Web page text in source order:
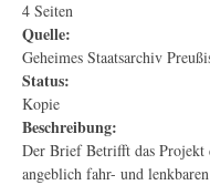
4 Seiten
Quelle:
Geheimes Staatsarchiv
Status:
Kopie
Beschreibung:
Der Brief Betrifft das Projekt
angeblich fahr- und